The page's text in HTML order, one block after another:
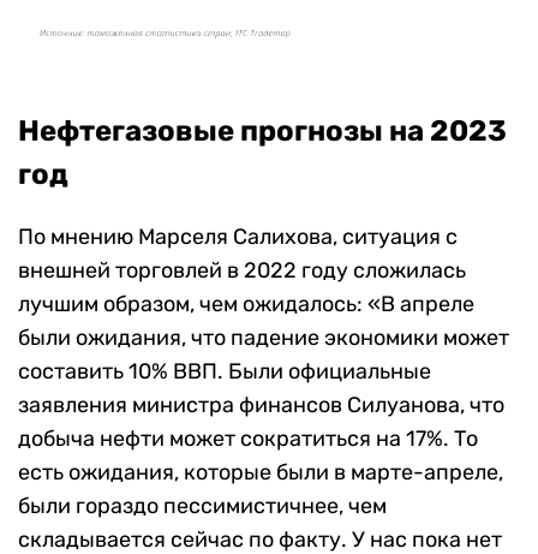
Нефтегазовые прогнозы на 2023
год
По мнению Марселя Салихова, ситуация с
внешней торговлей в 2022 году сложилась
лучшим образом, чем ожидалось: «В апреле
были ожидания, что падение экономики может
составить 10% ВВП. Были официальные
заявления министра финансов Силуанова, что
добыча нефти может сократиться на 17%. То
есть ожидания, которые были в марте-апреле,
были гораздо пессимистичнее, чем
складывается сейчас по факту. У нас пока нет